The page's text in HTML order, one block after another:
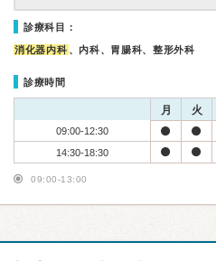
診療科目：
消化器内科 、内科、胃腸科、整形外科
診療時間
月 火
09:00-12:30
14:30-18:30
09:00-13:00